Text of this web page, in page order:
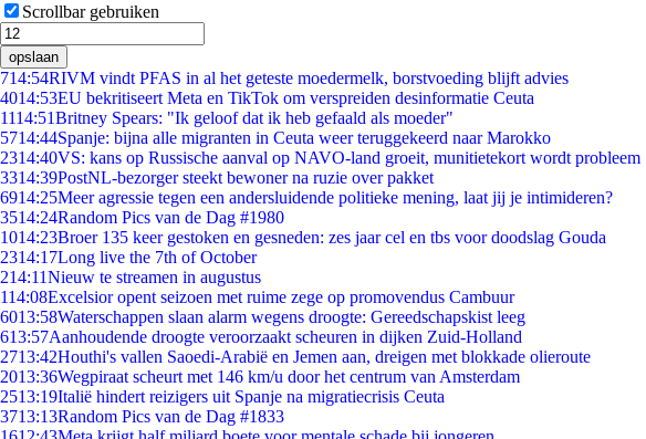
Scrollbar gebruiken
opslaan
714:54RIVM vindt PFAS in al het geteste moedermelk, borstvoeding blijft advies
4014:53EU bekritiseert Meta en TikTok om verspreiden desinformatie Ceuta
1114:51Britney Spears: "Ik geloof dat ik heb gefaald als moeder"
5714:44Spanje: bijna alle migranten in Ceuta weer teruggekeerd naar Marokko
2314:40VS: kans op Russische aanval op NAVO-land groeit, munitietekort wordt probleem
3314:39PostNL-bezorger steekt bewoner na ruzie over pakket
6914:25Meer agressie tegen een andersluidende politieke mening, laat jij je intimideren?
3514:24Random Pics van de Dag #1980
1014:23Broer 135 keer gestoken en gesneden: zes jaar cel en tbs voor doodslag Gouda
2314:17Long live the 7th of October
214:11Nieuw te streamen in augustus
114:08Excelsior opent seizoen met ruime zege op promovendus Cambuur
6013:58Waterschappen slaan alarm wegens droogte: Gereedschapskist leeg
613:57Aanhoudende droogte veroorzaakt scheuren in dijken Zuid-Holland
2713:42Houthi's vallen Saoedi-Arabië en Jemen aan, dreigen met blokkade olieroute
2013:36Wegpiraat scheurt met 146 km/u door het centrum van Amsterdam
2513:19Italië hindert reizigers uit Spanje na migratiecrisis Ceuta
3713:13Random Pics van de Dag #1833